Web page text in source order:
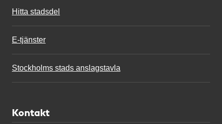
Hitta stadsdel
E-tjänster
Stockholms stads anslagstavla
Kontakt